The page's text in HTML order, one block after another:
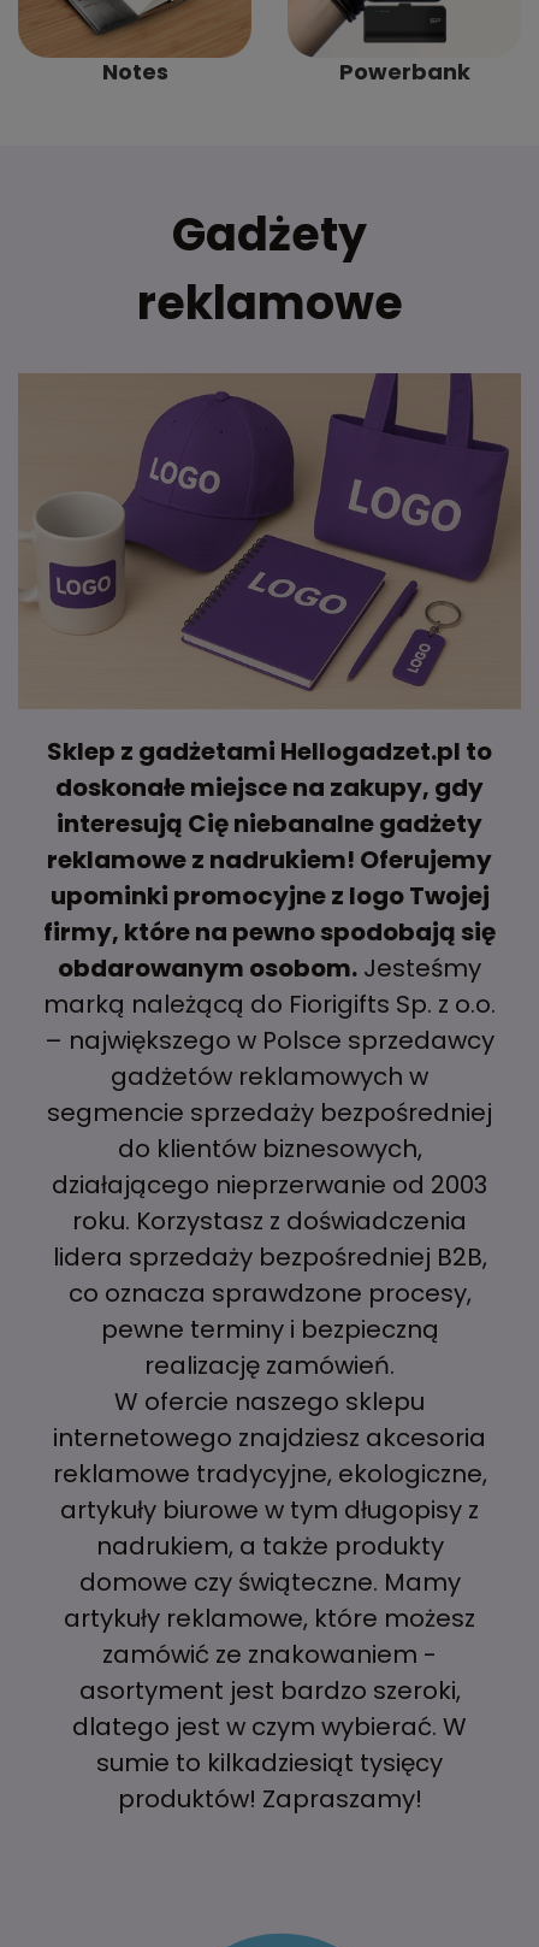
Notes Powerbank
Gadżety
reklamowe
Sklep z gadżetami Hellogadzet.pl to
doskonałe miejsce na zakupy, gdy
interesują Cię niebanalne gadżety
reklamowe z nadrukiem! Oferujemy
upominki promocyjne z logo Twojej
firmy, które na pewno spodobają się
obdarowanym osobom. Jesteśmy
marką należącą do Fiorigifts Sp. z o.o.
– największego w Polsce sprzedawcy
gadżetów reklamowych w
segmencie sprzedaży bezpośredniej
do klientów biznesowych,
działającego nieprzerwanie od 2003
roku. Korzystasz z doświadczenia
lidera sprzedaży bezpośredniej B2B,
co oznacza sprawdzone procesy,
pewne terminy i bezpieczną
realizację zamówień.
W ofercie naszego sklepu
internetowego znajdziesz akcesoria
reklamowe tradycyjne, ekologiczne,
artykuły biurowe w tym długopisy z
nadrukiem, a także produkty
domowe czy świąteczne. Mamy
artykuły reklamowe, które możesz
zamówić ze znakowaniem -
asortyment jest bardzo szeroki,
dlatego jest w czym wybierać. W
sumie to kilkadziesiąt tysięcy
produktów! Zapraszamy!